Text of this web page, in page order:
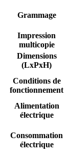
Grammage
Impression
multicopie
Dimensions
(LxPxH)
Conditions de
fonctionnement
Alimentation
électrique
Consommation
électrique